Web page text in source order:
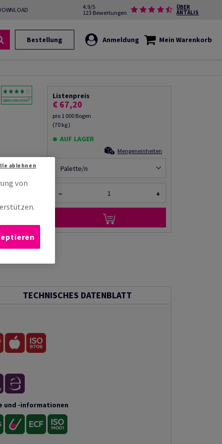
4.9/5
123 Bewertungen
ÜBER
ANTALIS
Bestellung Anmeldung Mein Warenkorb
ECF,
Listenpreis
€ 67,20
pro 1 000 Bogen
(70 kg )
AUF LAGER
Mengeneinheiten
Palette/n
− +
TECHNISCHES DATENBLATT
und -informationen
von
ablehnen